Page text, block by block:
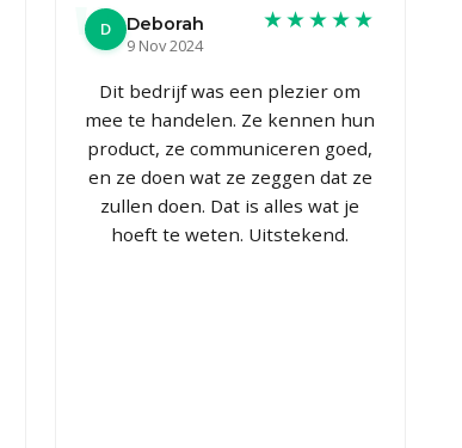
D
Deborah
9 Nov 2024
★★★★★
Dit bedrijf was een plezier om
mee te handelen. Ze kennen hun
product, ze communiceren goed,
en ze doen wat ze zeggen dat ze
zullen doen. Dat is alles wat je
hoeft te weten. Uitstekend.